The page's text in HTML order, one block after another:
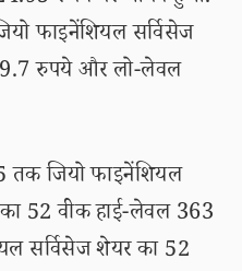
फाइनेंशियल सर्विसेज
रुपये और लो-लेवल
जियो फाइनेंशियल
52 वीक हाई-लेवल 363
सर्विसेज शेयर का 52